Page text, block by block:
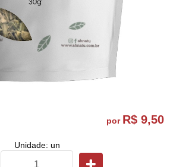
por R$ 9,50
Unidade: un